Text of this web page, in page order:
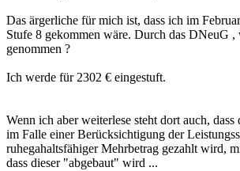
Das ärgerliche für mich ist, dass ich im
Stufe 8 gekommen wäre. Durch das DNeuG
genommen ?
Ich werde für 2302 € eingestuft.
Wenn ich aber weiterlese steht dort auch,
im Falle einer Berücksichtigung der
ruhegahaltsfähiger Mehrbetrag gezahlt wird,
dass dieser "abgebaut" wird ...